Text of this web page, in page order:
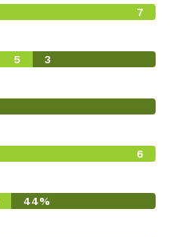
7
5 3
6
44%